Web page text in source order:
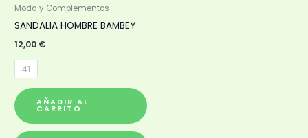
Moda y Complementos
SANDALIA HOMBRE BAMBEY
12,00 €
41
AÑADIR AL
CARRITO
producto